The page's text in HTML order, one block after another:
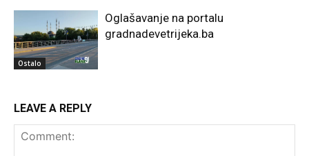
Ostalo
Oglašavanje na portalu
gradnadevetrijeka.ba
LEAVE A REPLY